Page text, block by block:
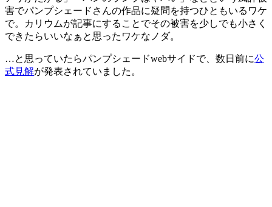
害でパンプシェードさんの作品に疑問を持つひともいるワケ
で。カリウムが記事にすることでその被害を少しでも小さく
できたらいいなぁと思ったワケなノダ。
…と思っていたらパンプシェードwebサイドで、数日前に公
式見解が発表されていました。